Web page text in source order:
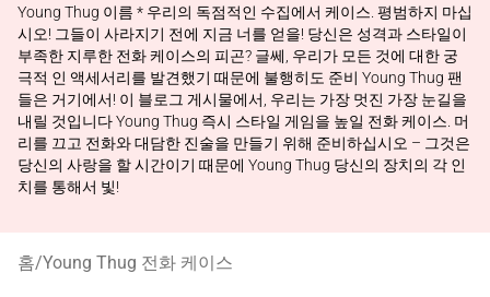
Young Thug 이름 * 우리의 독점적인 수집에서 케이스. 평범하지 마십
시오! 그들이 사라지기 전에 지금 너를 얻을! 당신은 성격과 스타일이
부족한 지루한 전화 케이스의 피곤? 글쎄, 우리가 모든 것에 대한 궁
극적 인 액세서리를 발견했기 때문에 불행히도 준비 Young Thug 팬
들은 거기에서! 이 블로그 게시물에서, 우리는 가장 멋진 가장 눈길을
내릴 것입니다 Young Thug 즉시 스타일 게임을 높일 전화 케이스. 머
리를 끄고 전화와 대담한 진술을 만들기 위해 준비하십시오 – 그것은
당신의 사랑을 할 시간이기 때문에 Young Thug 당신의 장치의 각 인
치를 통해서 빛!
홈/Young Thug 전화 케이스